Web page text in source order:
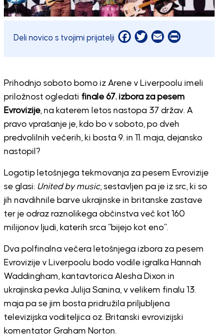
Deli novico s tvojimi prijatelji Facebook
Twitter
EmailPrint
Prihodnjo soboto bomo iz Arene v Liverpoolu imeli
priložnost ogledati finale 67. izbora za pesem
Evrovizije, na katerem letos nastopa 37 držav. A
pravo vprašanje je, kdo bo v soboto, po dveh
predvolilnih večerih, ki bosta 9. in 11. maja, dejansko
nastopil?
Logotip letošnjega tekmovanja za pesem Evrovizije
se glasi: United by music, sestavljen pa je iz src, ki so
jih navdihnile barve ukrajinske in britanske zastave
ter je odraz raznolikega občinstva več kot 160
milijonov ljudi, katerih srca “bijejo kot eno”.
Dva polfinalna večera letošnjega izbora za pesem
Evrovizije v Liverpoolu bodo vodile igralka Hannah
Waddingham, kantavtorica Alesha Dixon in
ukrajinska pevka Julija Sanina, v velikem finalu 13.
maja pa se jim bosta pridružila priljubljena
televizijska voditeljica oz. Britanski evrovizijski
komentator Graham Norton.